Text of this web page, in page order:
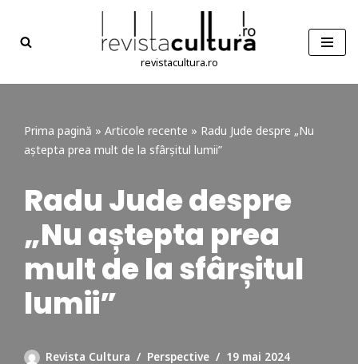
Sari
conținut
revistacultura.ro
Prima pagină » Articole recente » Radu Jude despre „Nu
aștepta prea mult de la sfârșitul lumii”
Radu Jude despre
„Nu aștepta prea
mult de la sfârșitul
lumii”
Revista Cultura Perspective 19 mai 2024